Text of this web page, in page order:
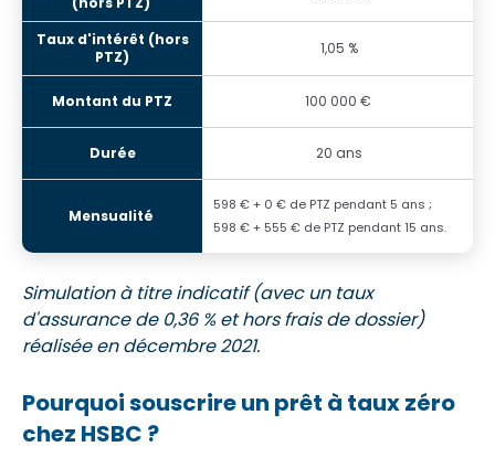
1,05 %
100 000 €
20 ans
598 € + 0 € de PTZ pendant 5 ans ;
598 € + 555 € de PTZ pendant 15 ans.
Simulation à titre indicatif (avec un taux
d'assurance de 0,36 % et hors frais de dossier)
réalisée en décembre 2021.
Pourquoi souscrire un prêt à taux zéro
chez HSBC ?